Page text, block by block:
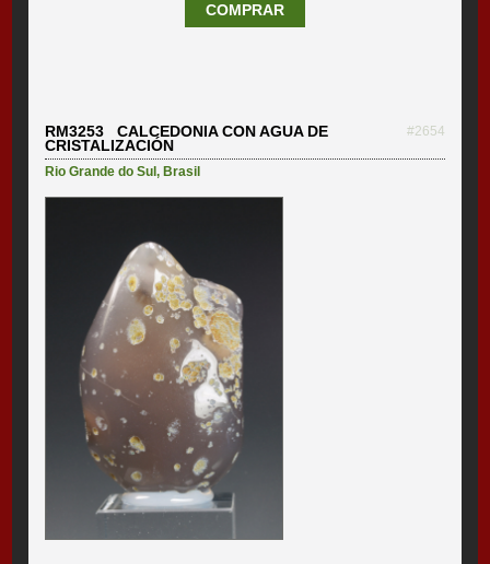
COMPRAR
RM3253 CALCEDONIA CON AGUA DE
CRISTALIZACIÓN
#2654
Rio Grande do Sul, Brasil